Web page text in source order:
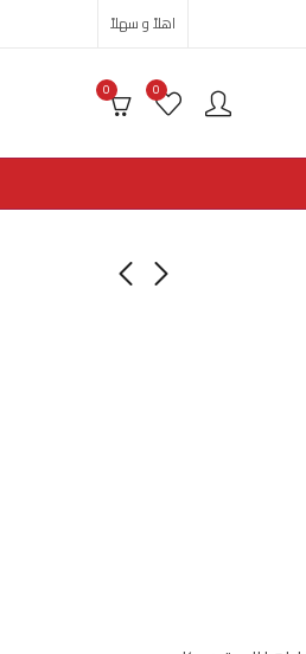
اهلاً و سهلاً
0
0